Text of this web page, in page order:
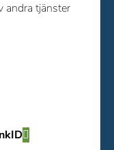
andra tjänster